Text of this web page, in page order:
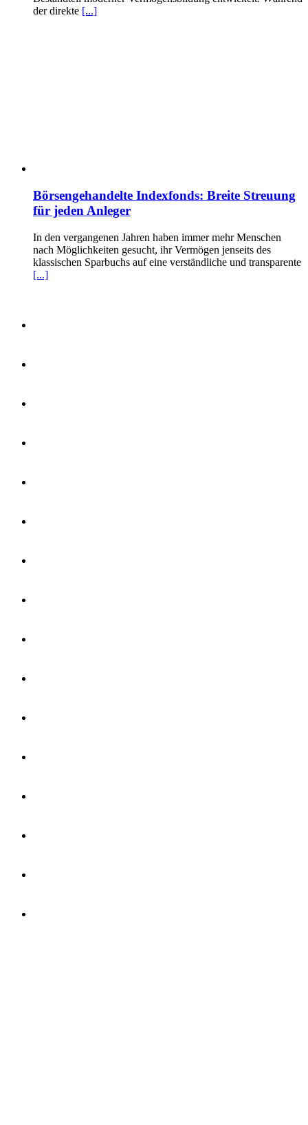
der direkte [...]
Börsengehandelte Indexfonds: Breite Streuung
für jeden Anleger
In den vergangenen Jahren haben immer mehr Menschen
nach Möglichkeiten gesucht, ihr Vermögen jenseits des
klassischen Sparbuchs auf eine verständliche und transparente
[...]